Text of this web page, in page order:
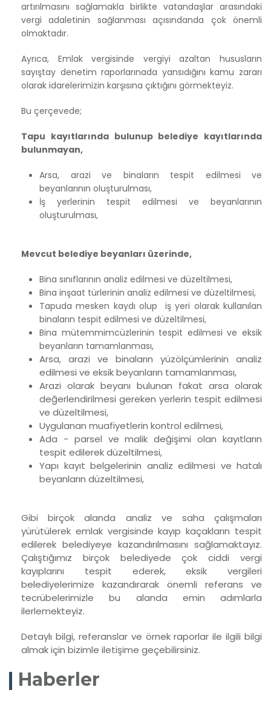
artırılmasını sağlamakla birlikte vatandaşlar arasındaki
vergi adaletinin sağlanması açısındanda çok önemli
olmaktadır.
Ayrıca, Emlak vergisinde vergiyi azaltan hususların
sayıştay denetim raporlarınada yansıdığını kamu zararı
olarak idarelerimizin karşısına çıktığını görmekteyiz.
Bu çerçevede;
Tapu kayıtlarında bulunup belediye kayıtlarında
bulunmayan,
Arsa, arazi ve binaların tespit edilmesi ve
beyanlarının oluşturulması,
İş yerlerinin tespit edilmesi ve beyanlarının
oluşturulması,
Mevcut belediye beyanları üzerinde,
Bina sınıflarının analiz edilmesi ve düzeltilmesi,
Bina inşaat türlerinin analiz edilmesi ve düzeltilmesi,
Tapuda mesken kaydı olup iş yeri olarak kullanılan
binaların tespit edilmesi ve düzeltilmesi,
Bina mütemmimcüzlerinin tespit edilmesi ve eksik
beyanların tamamlanması,
Arsa, arazi ve binaların yüzölçümlerinin analiz
edilmesi ve eksik beyanların tamamlanması,
Arazi olarak beyanı bulunan fakat arsa olarak
değerlendirilmesi gereken yerlerin tespit edilmesi
ve düzeltilmesi,
Uygulanan muafiyetlerin kontrol edilmesi,
Ada - parsel ve malik değişimi olan kayıtların
tespit edilerek düzeltilmesi,
Yapı kayıt belgelerinin analiz edilmesi ve hatalı
beyanların düzeltilmesi,
Gibi birçok alanda analiz ve saha çalışmaları
yürütülerek emlak vergisinde kayıp kaçakların tespit
edilerek belediyeye kazandırılmasını sağlamaktayız.
Çalıştığımız birçok belediyede çok ciddi vergi
kayıplarını tespit ederek, eksik vergileri
belediyelerimize kazandırarak önemli referans ve
tecrübelerimizle bu alanda emin adımlarla
ilerlemekteyiz.
Detaylı bilgi, referanslar ve örnek raporlar ile ilgili bilgi
almak için bizimle iletişime geçebilirsiniz.
Haberler